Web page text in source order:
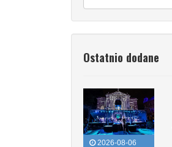
Ostatnio dodane
2026-08-06